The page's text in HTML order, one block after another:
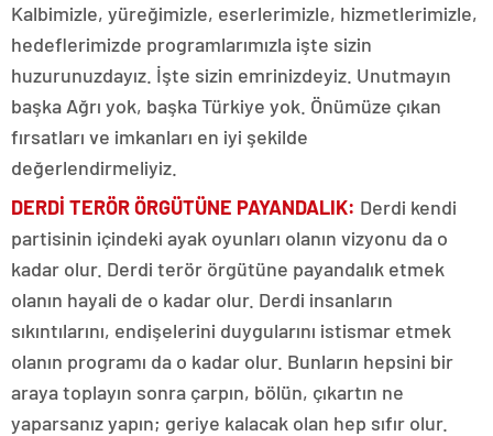
Kalbimizle, yüreğimizle, eserlerimizle, hizmetlerimizle,
hedeflerimizde programlarımızla işte sizin
huzurunuzdayız. İşte sizin emrinizdeyiz. Unutmayın
başka Ağrı yok, başka Türkiye yok. Önümüze çıkan
fırsatları ve imkanları en iyi şekilde
değerlendirmeliyiz.
DERDİ TERÖR ÖRGÜTÜNE PAYANDALIK: Derdi kendi
partisinin içindeki ayak oyunları olanın vizyonu da o
kadar olur. Derdi terör örgütüne payandalık etmek
olanın hayali de o kadar olur. Derdi insanların
sıkıntılarını, endişelerini duygularını istismar etmek
olanın programı da o kadar olur. Bunların hepsini bir
araya toplayın sonra çarpın, bölün, çıkartın ne
yaparsanız yapın; geriye kalacak olan hep sıfır olur.